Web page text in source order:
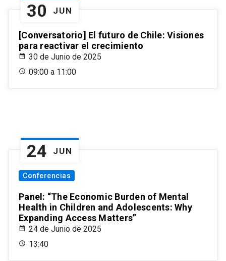
30 JUN
[Conversatorio] El futuro de Chile: Visiones
para reactivar el crecimiento
30 de Junio de 2025
09:00 a 11:00
24 JUN
Conferencias
Panel: “The Economic Burden of Mental
Health in Children and Adolescents: Why
Expanding Access Matters”
24 de Junio de 2025
13:40